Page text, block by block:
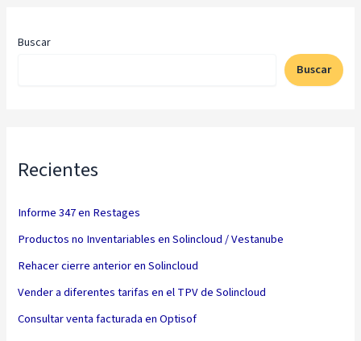
Buscar
Buscar
Recientes
Informe 347 en Restages
Productos no Inventariables en Solincloud / Vestanube
Rehacer cierre anterior en Solincloud
Vender a diferentes tarifas en el TPV de Solincloud
Consultar venta facturada en Optisof